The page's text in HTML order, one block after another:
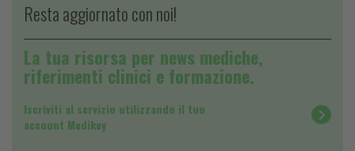
Resta aggiornato con noi!
La tua risorsa per news mediche,
riferimenti clinici e formazione.
Iscriviti al servizio utilizzando il tuo
account Medikey